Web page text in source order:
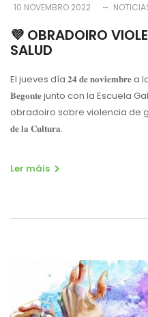
10 NOVEMBRO 2022
💜 OBRADOIRO
SALUD
El jueves día 𝟐𝟒 𝐝𝐞 𝐧𝐨𝐯𝐢𝐞𝐦𝐛𝐫𝐞 a
𝐁𝐞𝐠𝐨𝐧𝐭𝐞 junto con la Escuela
obradoiro sobre violencia de
𝐝𝐞 𝐥𝐚 𝐂𝐮𝐥𝐭𝐮𝐫𝐚.
Ler máis